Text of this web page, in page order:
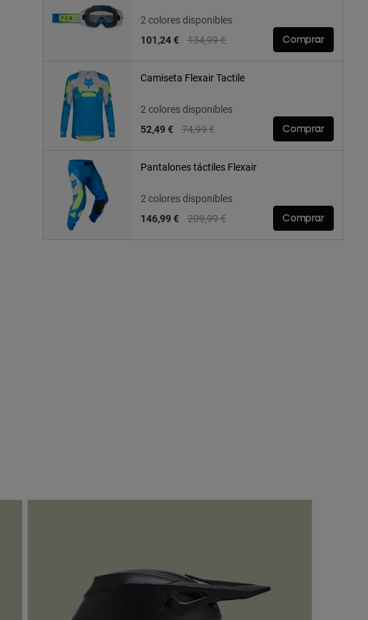
2 colores disponibles
Price reduced from
134,99 €to
101,24 € Comprar
Camiseta Flexair Tactile
2 colores disponibles
Price reduced from
74,99 €to
52,49 € Comprar
Pantalones táctiles Flexair
2 colores disponibles
Price reduced from
209,99 €to
146,99 € Comprar